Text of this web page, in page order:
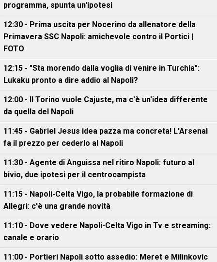
programma, spunta un'ipotesi
12:30 - Prima uscita per Nocerino da allenatore della
Primavera SSC Napoli: amichevole contro il Portici |
FOTO
12:15 - "Sta morendo dalla voglia di venire in Turchia":
Lukaku pronto a dire addio al Napoli?
12:00 - Il Torino vuole Cajuste, ma c'è un'idea differente
da quella del Napoli
11:45 - Gabriel Jesus idea pazza ma concreta! L'Arsenal
fa il prezzo per cederlo al Napoli
11:30 - Agente di Anguissa nel ritiro Napoli: futuro al
bivio, due ipotesi per il centrocampista
11:15 - Napoli-Celta Vigo, la probabile formazione di
Allegri: c'è una grande novità
11:10 - Dove vedere Napoli-Celta Vigo in Tv e streaming:
canale e orario
11:00 - Portieri Napoli sotto assedio: Meret e Milinkovic